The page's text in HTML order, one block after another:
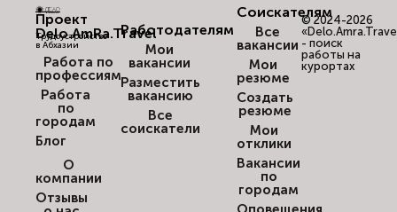
Проект
Delo.AmRa.Travel
Трудоустройство
в Абхазии
Работа по
профессиям
Работа
по
городам
Блог
О
компании
Отзывы
Работодателям
Мои
вакансии
Разместить
вакансию
Все
соискатели
Соискателям
Все
вакансии
Мои
резюме
Создать
резюме
Мои
отклики
Вакансии
по
городам
© 2024-2026
- поиск
работы на
курортах